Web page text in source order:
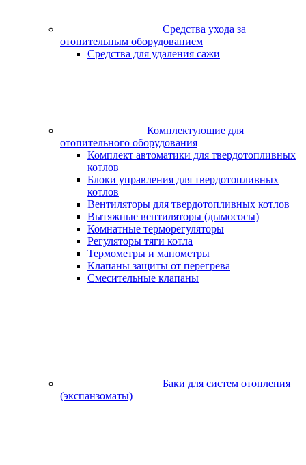
Средства ухода за
отопительным оборудованием
Средства для удаления сажи
Комплектующие для
отопительного оборудования
Комплект автоматики для твердотопливных
котлов
Блоки управления для твердотопливных
котлов
Вентиляторы для твердотопливных котлов
Вытяжные вентиляторы (дымососы)
Комнатные терморегуляторы
Регуляторы тяги котла
Термометры и манометры
Клапаны защиты от перегрева
Смесительные клапаны
Баки для систем отопления
(экспанзоматы)